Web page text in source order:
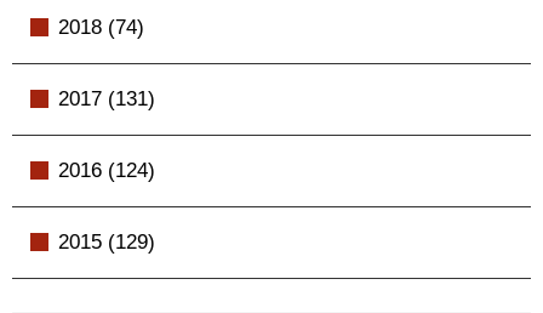
2018 (74)
2017 (131)
2016 (124)
2015 (129)